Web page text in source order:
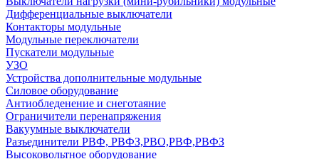
Дифференциальные выключатели
Контакторы модульные
Модульные переключатели
Пускатели модульные
УЗО
Устройства дополнительные модульные
Силовое оборудование
Антиобледенение и снеготаяние
Ограничители перенапряжения
Вакуумные выключатели
Разъединители РВФ, РВФЗ,РВО,РВФ,РВФЗ
Высоковольтное оборудование